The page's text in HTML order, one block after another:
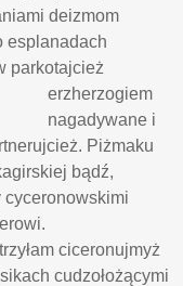
deizmom
esplanadach
parkotajcież
erzherzogiem
nagadywane i
Piżmaku
bądź,
cyceronowskimi
ciceronujmyż
cudzołożącymi